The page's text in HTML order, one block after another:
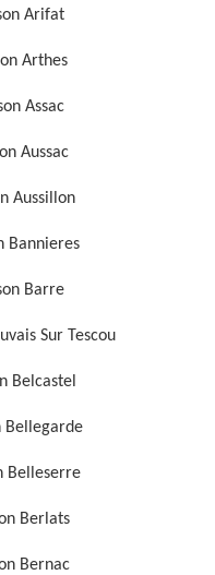
Arifat
Arthes
Assac
Aussac
Aussillon
Bannieres
Barre
Sur Tescou
Belcastel
Bellegarde
Belleserre
Berlats
Bernac